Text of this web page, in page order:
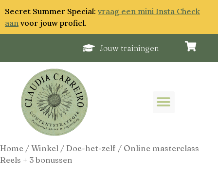
Secret Summer Special: vraag een mini Insta Check
aan voor jouw profiel.
Jouw trainingen
Home / Winkel / Doe-het-zelf / Online masterclass
Reels + 3 bonussen